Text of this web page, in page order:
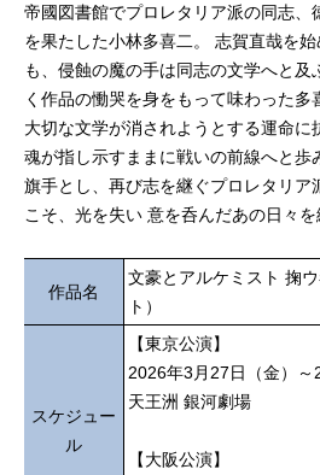
帝國図書館でプロレタリア派の同志、
を果たした小林多喜二。 志賀直哉を
も、侵蝕の魔の手は同志の文学へと及
く作品の慟哭を身をもって味わった多
大切な文学が消されようとする運命に
魂が指し示すままに戦いの前線へと歩
旗手とし、再び志を継ぐプロレタリア
こそ、光を失い 意を呑んだあの日々を
作品名
文豪とアルケミスト 掬
ト）
スケジュー
ル
【東京公演】
2026年3月27日（金）～
天王洲 銀河劇場
【大阪公演】